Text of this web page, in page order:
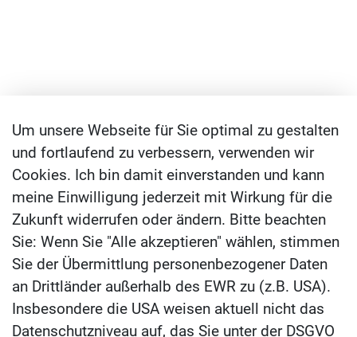
Um unsere Webseite für Sie optimal zu gestalten
und fortlaufend zu verbessern, verwenden wir
Cookies. Ich bin damit einverstanden und kann
meine Einwilligung jederzeit mit Wirkung für die
Zukunft widerrufen oder ändern. Bitte beachten
Sie: Wenn Sie "Alle akzeptieren" wählen, stimmen
Sie der Übermittlung personenbezogener Daten
an Drittländer außerhalb des EWR zu (z.B. USA).
Insbesondere die USA weisen aktuell nicht das
Datenschutzniveau auf, das Sie unter der DSGVO